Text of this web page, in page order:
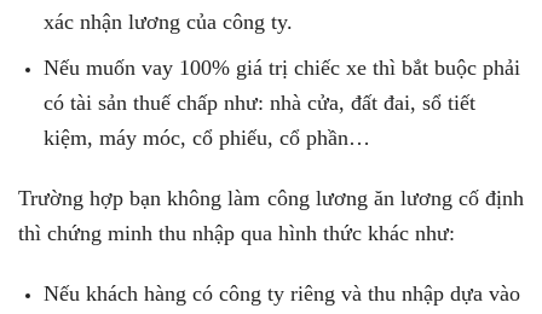
xác nhận lương của công ty.
Nếu muốn vay 100% giá trị chiếc xe thì bắt buộc phải
có tài sản thuế chấp như: nhà cửa, đất đai, sổ tiết
kiệm, máy móc, cổ phiếu, cổ phần…
Trường hợp bạn không làm công lương ăn lương cố định
thì chứng minh thu nhập qua hình thức khác như:
Nếu khách hàng có công ty riêng và thu nhập dựa vào